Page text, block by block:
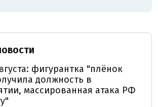
фигурантка "плёнок
должность в
массированная атака РФ